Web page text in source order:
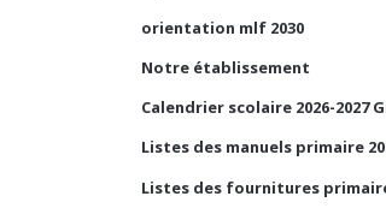
orientation mlf 2030
Notre établissement
Calendrier scolaire 2026-2027
Listes des manuels primaire
Listes des fournitures primaire